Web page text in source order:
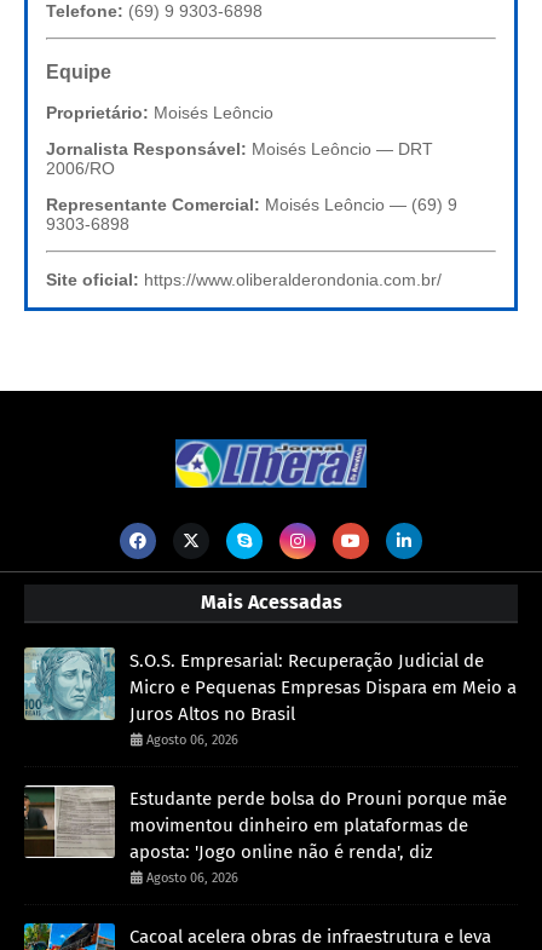
Telefone: (69) 9 9303-6898
Equipe
Proprietário: Moisés Leôncio
Jornalista Responsável: Moisés Leôncio — DRT
2006/RO
Representante Comercial: Moisés Leôncio — (69) 9
9303-6898
Site oficial: https://www.oliberalderondonia.com.br/
Mais Acessadas
S.O.S. Empresarial: Recuperação Judicial de
Micro e Pequenas Empresas Dispara em Meio a
Juros Altos no Brasil
Agosto 06, 2026
Estudante perde bolsa do Prouni porque mãe
movimentou dinheiro em plataformas de
aposta: 'Jogo online não é renda', diz
Agosto 06, 2026
Cacoal acelera obras de infraestrutura e leva